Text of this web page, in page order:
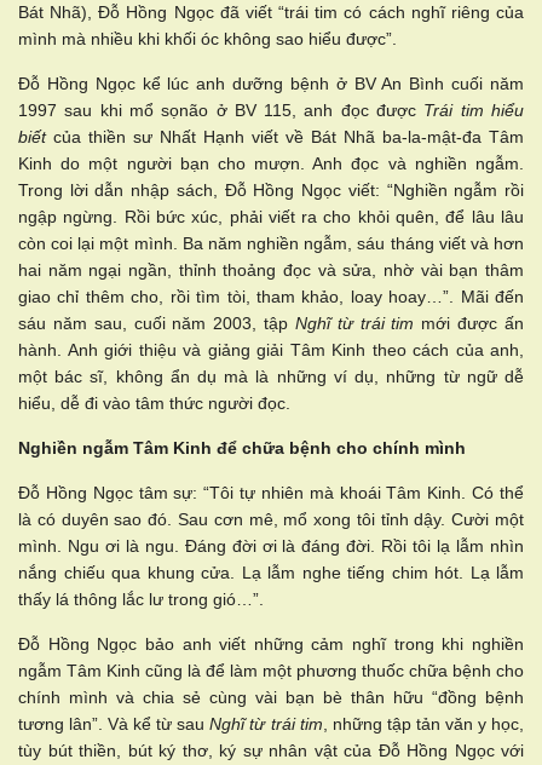
Bát Nhã), Đỗ Hồng Ngọc đã viết “trái tim có cách nghĩ riêng của
mình mà nhiều khi khối óc không sao hiểu được”.
Đỗ Hồng Ngọc kể lúc anh dưỡng bệnh ở BV An Bình cuối năm
1997 sau khi mổ sọnão ở BV 115, anh đọc được Trái tim hiểu
biết của thiền sư Nhất Hạnh viết về Bát Nhã ba-la-mật-đa Tâm
Kinh do một người bạn cho mượn. Anh đọc và nghiền ngẫm.
Trong lời dẫn nhập sách, Đỗ Hồng Ngọc viết: “Nghiền ngẫm rồi
ngập ngừng. Rồi bức xúc, phải viết ra cho khỏi quên, để lâu lâu
còn coi lại một mình. Ba năm nghiền ngẫm, sáu tháng viết và hơn
hai năm ngại ngần, thỉnh thoảng đọc và sửa, nhờ vài bạn thâm
giao chỉ thêm cho, rồi tìm tòi, tham khảo, loay hoay…”. Mãi đến
sáu năm sau, cuối năm 2003, tập Nghĩ từ trái tim mới được ấn
hành. Anh giới thiệu và giảng giải Tâm Kinh theo cách của anh,
một bác sĩ, không ẩn dụ mà là những ví dụ, những từ ngữ dễ
hiểu, dễ đi vào tâm thức người đọc.
Nghiền ngẫm Tâm Kinh để chữa bệnh cho chính mình
Đỗ Hồng Ngọc tâm sự: “Tôi tự nhiên mà khoái Tâm Kinh. Có thể
là có duyên sao đó. Sau cơn mê, mổ xong tôi tỉnh dậy. Cười một
mình. Ngu ơi là ngu. Đáng đời ơi là đáng đời. Rồi tôi lạ lẫm nhìn
nắng chiếu qua khung cửa. Lạ lẫm nghe tiếng chim hót. Lạ lẫm
thấy lá thông lắc lư trong gió…”.
Đỗ Hồng Ngọc bảo anh viết những cảm nghĩ trong khi nghiền
ngẫm Tâm Kinh cũng là để làm một phương thuốc chữa bệnh cho
chính mình và chia sẻ cùng vài bạn bè thân hữu “đồng bệnh
tương lân”. Và kể từ sauNghĩ từ trái tim, những tập tản văn y học,
tùy bút thiền, bút ký thơ, ký sự nhân vật của Đỗ Hồng Ngọc với